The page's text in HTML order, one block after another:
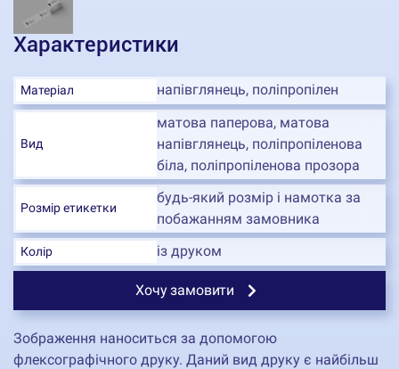
Характеристики
Матеріал напівглянець, поліпропілен
Вид
матова паперова, матова
напівглянець, поліпропіленова
біла, поліпропіленова прозора
Розмір етикетки
будь-який розмір і намотка за
побажанням замовника
Колір із друком
Хочу замовити
Зображення наноситься за допомогою
флексографічного друку. Даний вид друку є найбільш